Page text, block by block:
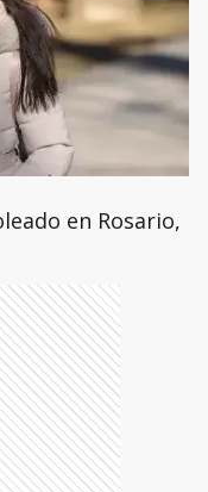
en Rosario,